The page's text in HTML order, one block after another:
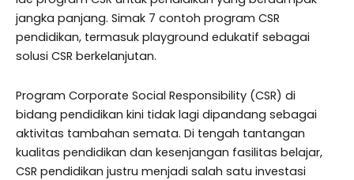
jangka panjang. Simak 7 contoh program CSR
pendidikan, termasuk playground edukatif sebagai
solusi CSR berkelanjutan.
Program Corporate Social Responsibility (CSR) di
bidang pendidikan kini tidak lagi dipandang sebagai
aktivitas tambahan semata. Di tengah tantangan
kualitas pendidikan dan kesenjangan fasilitas belajar,
CSR pendidikan justru menjadi salah satu investasi